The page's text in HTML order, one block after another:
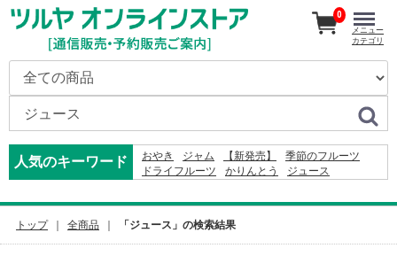
人気のキーワード おやき ジャム 【新発売】
季節のフルーツ
ドライフルーツ
かりんとう
ジュース
コーヒー
2024 2027
りんごかりんとう
レモン
0
メニュー
カテゴリ
トップ 全商品 「ジュース」の検索結果